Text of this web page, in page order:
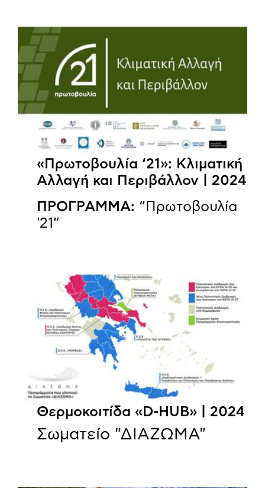
«Πρωτοβουλία ‘21»: Κλιματική
Αλλαγή και Περιβάλλον | 2024
ΠΡΟΓΡΑΜΜΑ: “Πρωτοβουλία
'21”
Θερμοκοιτίδα «D-HUB» | 2024
Σωματείο "ΔΙΑΖΩΜΑ"